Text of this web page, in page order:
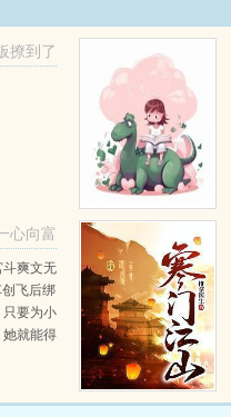
撩到了
心向富
爽文无
飞后绑
要为小
就能得